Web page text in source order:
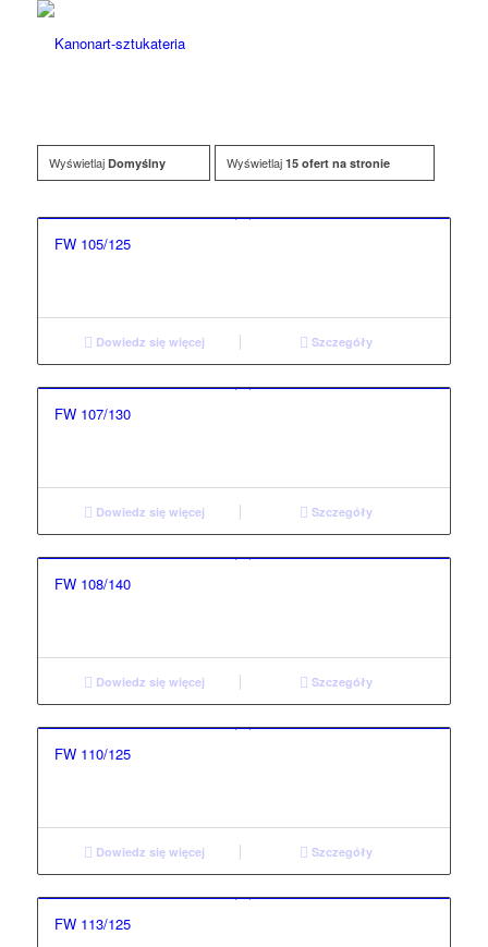
Wyświetlaj Domyślny Wyświetlaj 15 ofert na stronie
FW 105/125
Dowiedz się więcej Szczegóły
FW 107/130
Dowiedz się więcej Szczegóły
FW 108/140
Dowiedz się więcej Szczegóły
FW 110/125
Dowiedz się więcej Szczegóły
FW 113/125